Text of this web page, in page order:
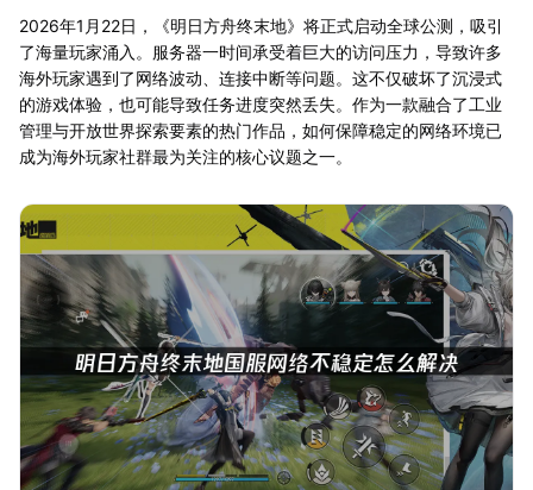
2026年1月22日，《明日方舟终末地》将正式启动全球公测，吸引
了海量玩家涌入。服务器一时间承受着巨大的访问压力，导致许多
海外玩家遇到了网络波动、连接中断等问题。这不仅破坏了沉浸式
的游戏体验，也可能导致任务进度突然丢失。作为一款融合了工业
管理与开放世界探索要素的热门作品，如何保障稳定的网络环境已
成为海外玩家社群最为关注的核心议题之一。